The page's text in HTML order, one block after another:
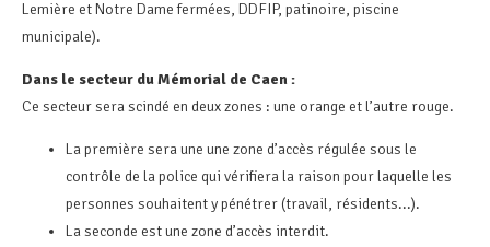
Lemière et Notre Dame fermées, DDFIP, patinoire, piscine
municipale).
Dans le secteur du Mémorial de Caen :
Ce secteur sera scindé en deux zones : une orange et l’autre rouge.
La première sera une une zone d’accès régulée sous le
contrôle de la police qui vérifiera la raison pour laquelle les
personnes souhaitent y pénétrer (travail, résidents...).
La seconde est une zone d’accès interdit.